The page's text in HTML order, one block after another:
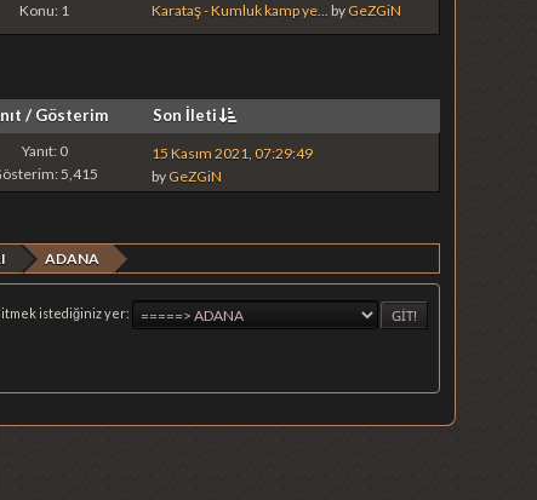
Konu: 1
Karataş - Kumluk kamp ye... by GeZGiN
/ Gösterim
Son İleti
Yanıt: 0
5,415
15 Kasım 2021, 07:29:49
by GeZGiN
ADANA
istediğiniz yer